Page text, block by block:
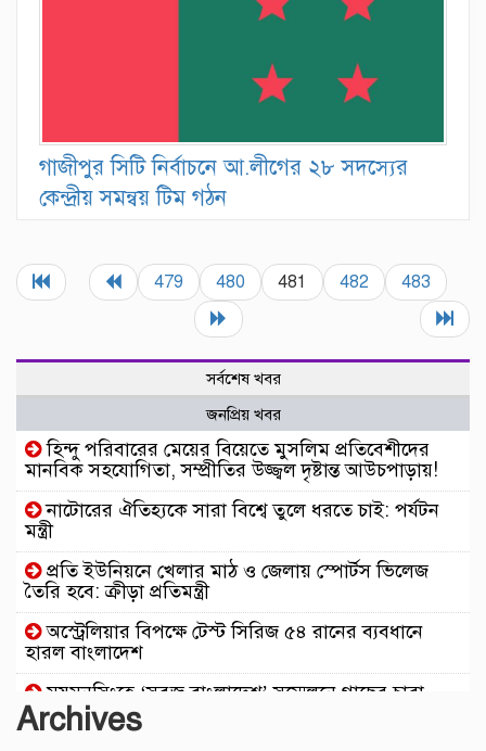
গাজীপুর সিটি নির্বাচনে আ.লীগের ২৮ সদস্যের
কেন্দ্রীয় সমন্বয় টিম গঠন
479 480 481 482 483
সর্বশেষ খবর
জনপ্রিয় খবর
হিন্দু পরিবারের মেয়ের বিয়েতে মুসলিম প্রতিবেশীদের
মানবিক সহযোগিতা, সম্প্রীতির উজ্জ্বল দৃষ্টান্ত আউচপাড়ায়!
নাটোরের ঐতিহ্যকে সারা বিশ্বে তুলে ধরতে চাই: পর্যটন
মন্ত্রী
প্রতি ইউনিয়নে খেলার মাঠ ও জেলায় স্পোর্টস ভিলেজ
তৈরি হবে: ক্রীড়া প্রতিমন্ত্রী
অস্ট্রেলিয়ার বিপক্ষে টেস্ট সিরিজ ৫৪ রানের ব্যবধানে
হারল বাংলাদেশ
ময়মনসিংহে ‘সবুজ বাংলাদেশ’ সম্মেলনে গাছের চারা
বিতরণ
Archives